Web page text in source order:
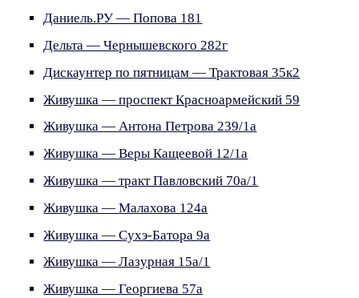
Даниель.РУ — Попова 181
Дельта — Чернышевского 282г
Дискаунтер по пятницам — Трактовая 35к2
Живушка — проспект Красноармейский 59
Живушка — Антона Петрова 239/1а
Живушка — Веры Кащеевой 12/1а
Живушка — тракт Павловский 70а/1
Живушка — Малахова 124а
Живушка — Сухэ-Батора 9а
Живушка — Лазурная 15а/1
Живушка — Георгиева 57а